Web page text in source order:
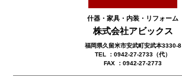
什器・家具・内装・リフォーム
株式会社アビックス
福岡県久留米市安武町安武本3330-8
TEL ：0942-27-2733（代）
FAX ：0942-27-2773